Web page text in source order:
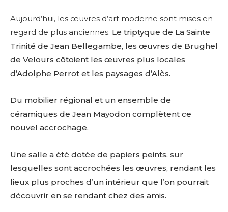
Aujourd’hui, les œuvres d’art moderne sont mises en
regard de plus anciennes. Le triptyque de La Sainte
Trinité de Jean Bellegambe, les œuvres de Brughel
de Velours côtoient les œuvres plus locales
d’Adolphe Perrot et les paysages d’Alès.
Du mobilier régional et un ensemble de
céramiques de Jean Mayodon complètent ce
nouvel accrochage.
Une salle a été dotée de papiers peints, sur
lesquelles sont accrochées les œuvres, rendant les
lieux plus proches d’un intérieur que l’on pourrait
découvrir en se rendant chez des amis.